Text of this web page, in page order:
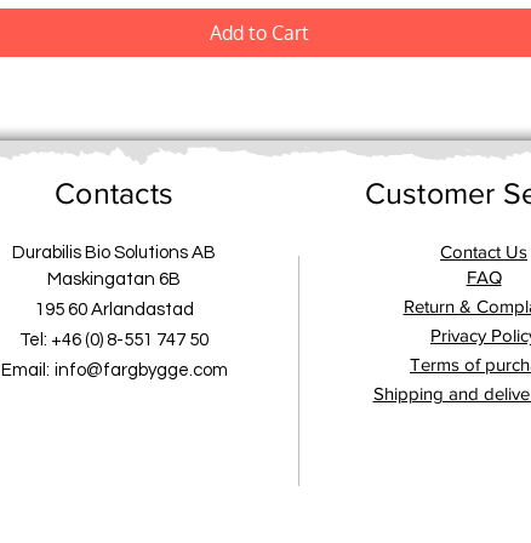
Add to Cart
Contacts
Durabilis Bio Solutions AB
Maskingatan 6B
195 60 Arlandastad
Tel: +46 (0) 8-551 747 50
Email: info@fargbygge.com
Customer
Contact Us
FAQ
Return &
Privacy
Terms of
Shipping and